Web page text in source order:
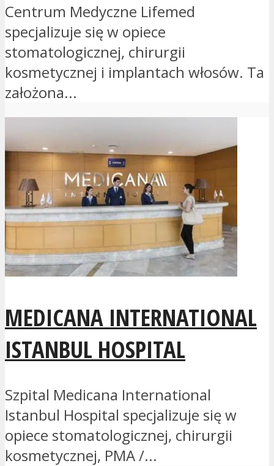
Centrum Medyczne Lifemed
specjalizuje się w opiece
stomatologicznej, chirurgii
kosmetycznej i implantach włosów. Ta
założona...
MEDICANA INTERNATIONAL
ISTANBUL HOSPITAL
Szpital Medicana International
Istanbul Hospital specjalizuje się w
opiece stomatologicznej, chirurgii
kosmetycznej, PMA /...